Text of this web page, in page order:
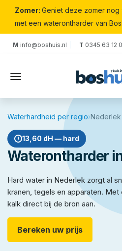
Zomer: Geniet deze zomer nog
met een waterontharder van
M info@boshuis.nl T 0345 63 12
Waterhardheid per regio›Nederlek
13,60 dH — hard
Waterontharder
Hard water in Nederlek zorgt al
kranen, tegels en apparaten.
kalk direct bij de bron aan.
Bereken uw prijs